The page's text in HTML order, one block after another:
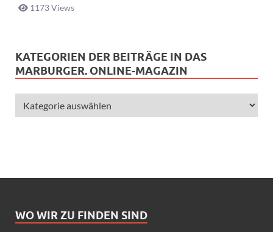
1173 Views
KATEGORIEN DER BEITRÄGE IN DAS
MARBURGER. ONLINE-MAGAZIN
WO WIR ZU FINDEN SIND